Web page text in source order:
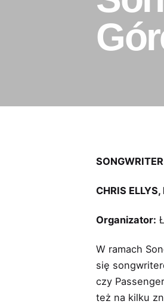
CHRIS
Organizator:
W ramach
się
czy
też na kilku